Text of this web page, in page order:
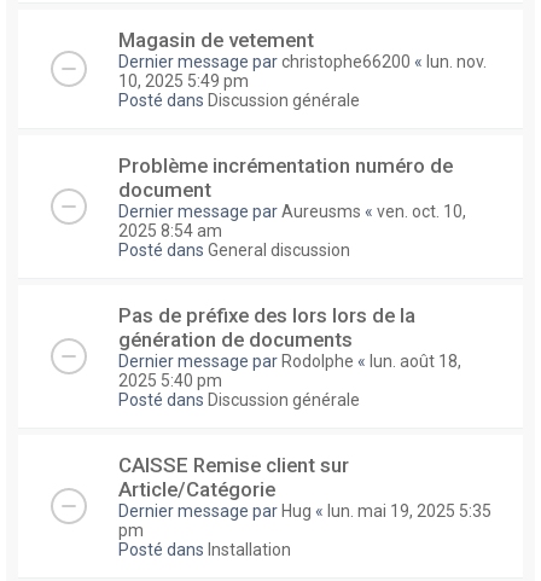
Magasin de vetement
Dernier message parchristophe66200 « lun. nov.
10, 2025 5:49 pm
Posté dans Discussion générale
Problème incrémentation numéro de
document
Dernier message parAureusms « ven. oct. 10,
2025 8:54 am
Posté dans General discussion
Pas de préfixe des lors lors de la
génération de documents
Dernier message par Rodolphe « lun. août 18,
2025 5:40 pm
Posté dans Discussion générale
CAISSE Remise client sur
Article/Catégorie
Dernier message par Hug « lun. mai 19, 2025 5:35
pm
Posté dans Installation